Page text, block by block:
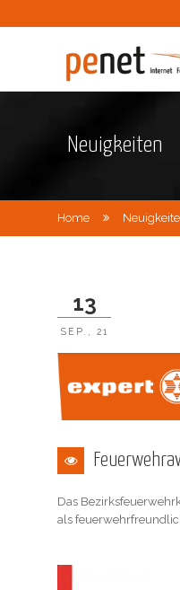
Neuigkeiten
Home
Das
als
13
SEP., 21